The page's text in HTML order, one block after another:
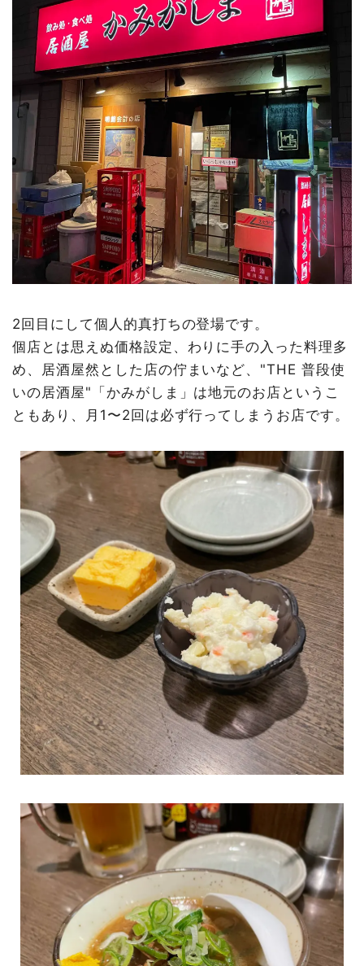
2回目にして個人的真打ちの登場です。
個店とは思えぬ価格設定、わりに手の入った料理多
め、居酒屋然とした店の佇まいなど、"THE 普段使
いの居酒屋"「かみがしま」は地元のお店というこ
ともあり、月1〜2回は必ず行ってしまうお店です。